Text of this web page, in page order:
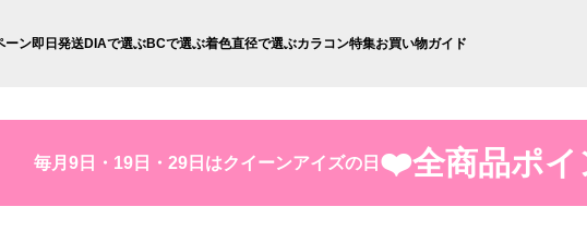
ーン即日発送DIAで選ぶBCで選ぶ着色直径で選ぶカラコン特集お買い物ガイド
毎月9日・19日・29日はクイーンアイズの日 ❤️全商品ポ